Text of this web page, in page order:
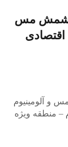
شمش مس
اقتصادی
و آلومینیوم
– منطقه ویژه